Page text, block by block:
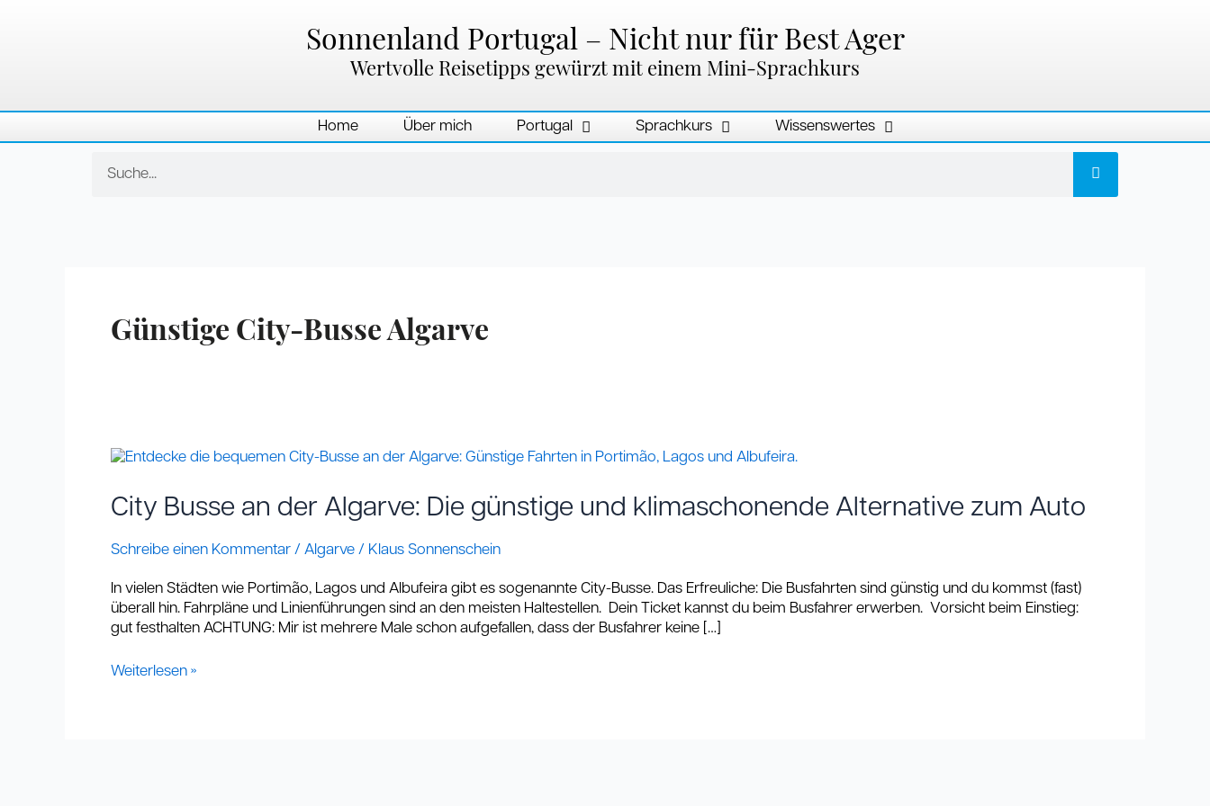
Sonnenland Portugal – Nicht nur für Best Ager
Wertvolle Reisetipps gewürzt mit einem Mini-Sprachkurs
Home Über mich Portugal Sprachkurs Wissenswertes
Günstige City-Busse Algarve
City Busse an der Algarve: Die günstige und klimaschonende Alternative zum Auto
Schreibe einen Kommentar / Algarve / Klaus Sonnenschein
In vielen Städten wie Portimão, Lagos und Albufeira gibt es sogenannte City-Busse. Das Erfreuliche: Die Busfahrten sind günstig und du kommst (fast)
überall hin. Fahrpläne und Linienführungen sind an den meisten Haltestellen. Dein Ticket kannst du beim Busfahrer erwerben. Vorsicht beim Einstieg:
gut festhalten ACHTUNG: Mir ist mehrere Male schon aufgefallen, dass der Busfahrer keine […]
City
an
der
Die
und
klimaschonende
Alternative
Auto
Weiterlesen »